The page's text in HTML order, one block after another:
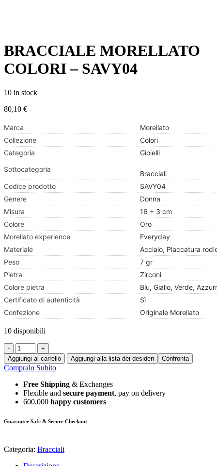
BRACCIALE MORELLATO
COLORI – SAVY04
10 in stock
80,10 €
Marca
Morellato
Collezione
Colori
Categoria
Gioielli
Sottocategoria
Bracciali
Codice prodotto
SAVY04
Genere
Donna
Misura
16 + 3 cm
Colore
Oro
Morellato experience
Everyday
Materiale
Acciaio, Placcatura
Peso
7 gr
Pietra
Zirconi
Colore pietra
Blu, Giallo, Verde,
Certificato di autenticità
Sì
Confezione
Originale Morellato
10 disponibili
-
+
Aggiungi al carrello
Aggiungi alla lista dei desideri Confronta
Compralo Subito
Free Shipping & Exchanges
Flexible and secure payment, pay on delivery
600,000 happy customers
Guarantee Safe & Secure Checkout
Categoria: Bracciali